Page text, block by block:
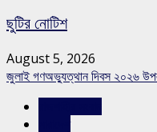
ছুটির নোটিশ
August 5, 2026
জুলাই গণঅভ্যুত্থান দিবস ২০২৬